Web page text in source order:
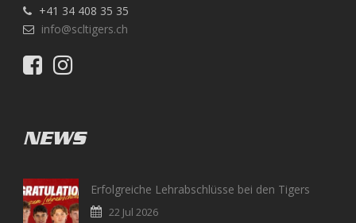
+41 34 408 35 35
info@scltigers.ch
NEWS
Erfolgreiche Lehrabschlüsse bei den Tigers
22 Jul 2026